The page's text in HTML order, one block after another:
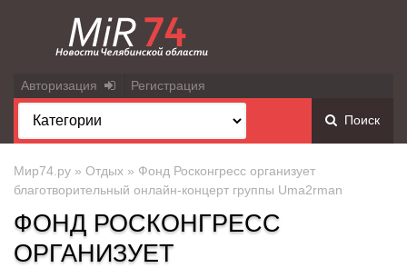
Авторизация Регистрация
Поиск
Мир74.ру » Отдых » Фонд Росконгресс организует
благотворительный онлайн-концерт группы Uma2rman
ФОНД РОСКОНГРЕСС
ОРГАНИЗУЕТ